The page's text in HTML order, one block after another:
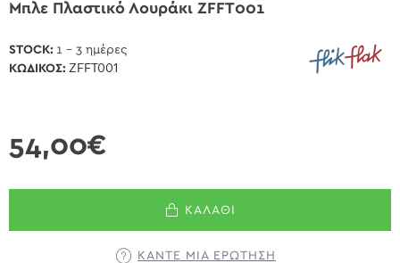
Μπλε Πλαστικό Λουράκι ZFFT001
54,00€
STOCK: 1 - 3 ημέρες
ΚΩΔΙΚΌΣ: ZFFT001
ΚΑΛΆΘΙ
ΚΆΝΤΕ ΜΊΑ ΕΡΏΤΗΣΗ